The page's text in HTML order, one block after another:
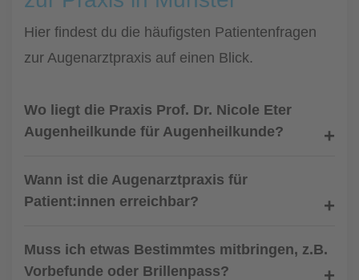
Hier findest du die häufigsten Patientenfragen
zur Augenarztpraxis auf einen Blick.
Wo liegt die Praxis Prof. Dr. Nicole Eter
Augenheilkunde für Augenheilkunde?
Wann ist die Augenarztpraxis für
Patient:innen erreichbar?
Muss ich etwas Bestimmtes mitbringen, z.B.
Vorbefunde oder Brillenpass?